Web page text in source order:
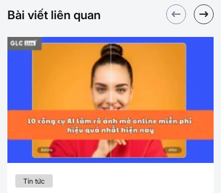
Bài viết liên quan
Tin tức